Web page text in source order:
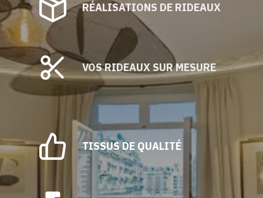
RÉALISATIONS DE RIDEAUX
VOS RIDEAUX SUR MESURE
TISSUS DE QUALITÉ